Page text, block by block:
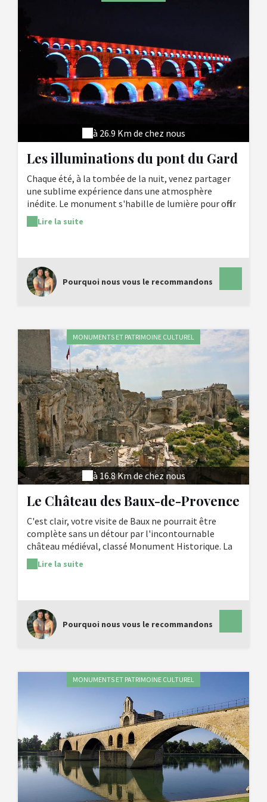
à 26.9 Km de chez nous
Les illuminations du pont du Gard
Chaque été, à la tombée de la nuit, venez partager
une sublime expérience dans une atmosphère
inédite. Le monument s'habille de lumière pour offrir
aux visiteurs un moment de contemplation. Un
travail tout en perspectives, où les couleurs
Lire la suite
Pourquoi nous vous le recommandons
MONUMENTS ET PATRIMOINE CULTUREL
à 16.8 Km de chez nous
Le Château des Baux-de-Provence
C'est clair, votre visite de Baux ne pourrait être
complète sans un détour par l'incontournable
château médiéval, classé Monument Historique. La
forteresse, le donjon, les tours, le colombier
seigneurial, l'hôpital Quiqueran et les deux
bonus, une vue magique sur la vallée des Alpilles.
Royal !
Lire la suite
Pourquoi nous vous le recommandons
MONUMENTS ET PATRIMOINE CULTUREL